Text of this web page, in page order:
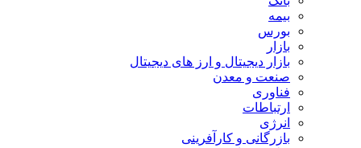
بیمه
بورس
بازار
بازار دیجیتال و ارز های دیجیتال
صنعت و معدن
فناوری
ارتباطات
انرژی
بازرگانی و کارآفرینی